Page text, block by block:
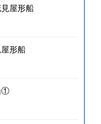
屋形船
形船
①